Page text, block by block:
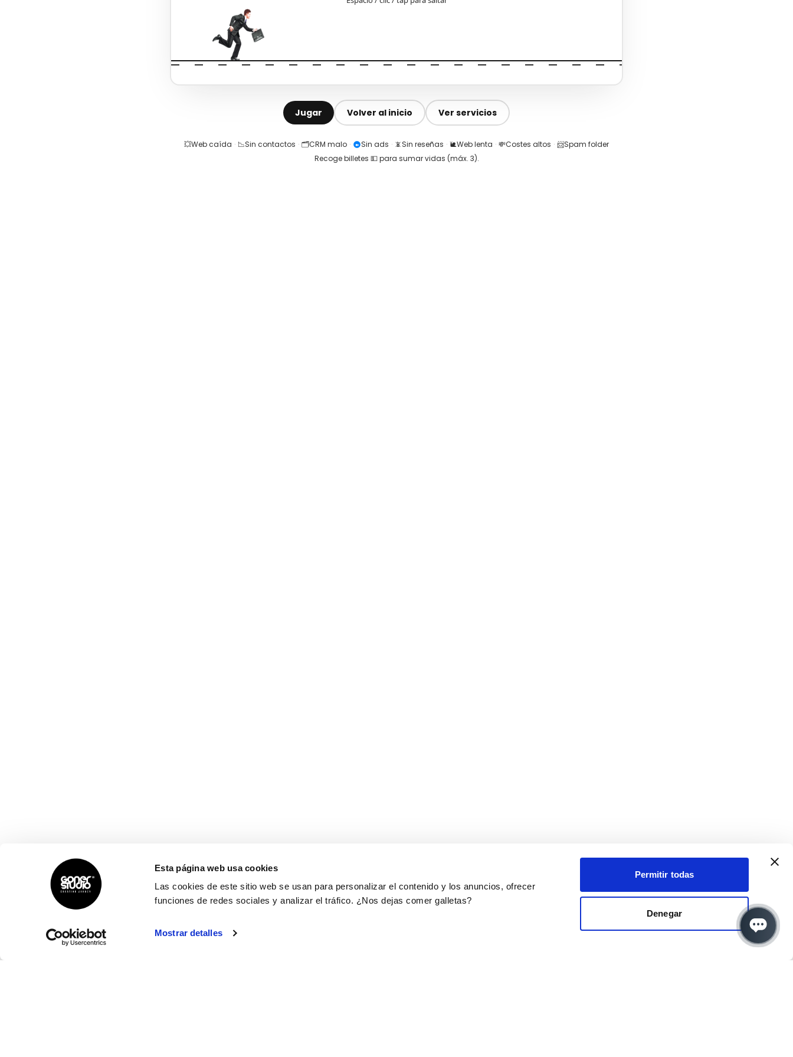
Esta página web usa cookies
Las cookies de este sitio web se usan para personalizar el contenido y los anuncios, ofrecer
funciones de redes sociales y analizar el tráfico. ¿Nos dejas comer galletas?
Mostrar detalles
Permitir todas
Denegar
Jugar Volver al inicio Ver servicios
💥Web caída · 📉Sin contactos · 🗂️CRM malo · Sin ads · 📵Sin reseñas · 🐌Web lenta · 💸Costes altos · 📨Spam folder
Recoge billetes 💵 para sumar vidas (máx. 3).